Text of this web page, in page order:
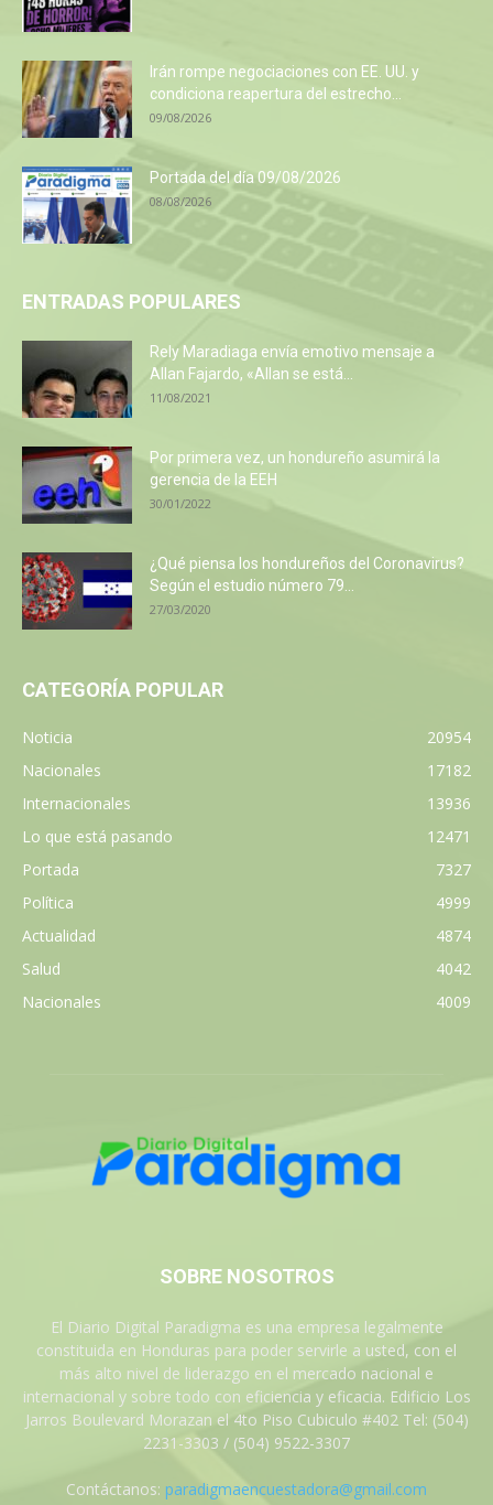
Irán rompe negociaciones con EE. UU. y
condiciona reapertura del estrecho...
09/08/2026
Portada del día 09/08/2026
08/08/2026
ENTRADAS POPULARES
Rely Maradiaga envía emotivo mensaje a
Allan Fajardo, «Allan se está...
11/08/2021
Por primera vez, un hondureño asumirá la
gerencia de la EEH
30/01/2022
¿Qué piensa los hondureños del Coronavirus?
Según el estudio número 79...
27/03/2020
CATEGORÍA POPULAR
Noticia
20954
Nacionales
17182
Internacionales
13936
Lo que está pasando
12471
Portada
7327
Política
4999
Actualidad
4874
Salud
4042
Nacionales
4009
SOBRE NOSOTROS
El Diario Digital Paradigma es una empresa legalmente
constituida en Honduras para poder servirle a usted, con el
más alto nivel de liderazgo en el mercado nacional e
internacional y sobre todo con eficiencia y eficacia. Edificio Los
Jarros Boulevard Morazan el 4to Piso Cubiculo #402 Tel: (504)
2231-3303 / (504) 9522-3307
Contáctanos: paradigmaencuestadora@gmail.com